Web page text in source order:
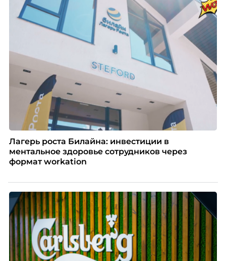
Лагерь роста Билайна: инвестиции в
ментальное здоровье сотрудников через
формат workation